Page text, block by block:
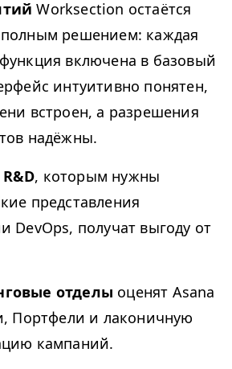
Worksection остаётся
решением: каждая
включена в базовый
интуитивно понятен,
встроен, а разрешения
надёжны.
&D, которым нужны
представления
DevOps, получат выгоду от
отделы оценят Asana
Портфели и лаконичную
кампаний.